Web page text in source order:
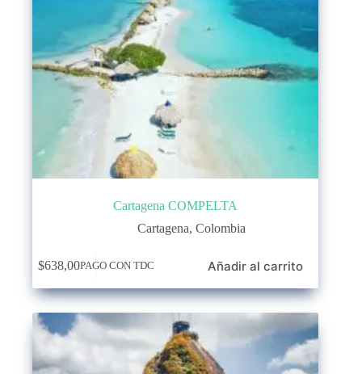
Cartagena COMPELTA
Cartagena,Colombia
$638,00PAGO CON TDC Añadir al carrito